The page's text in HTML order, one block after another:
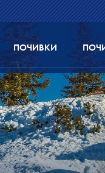
ПОЧИВКИ